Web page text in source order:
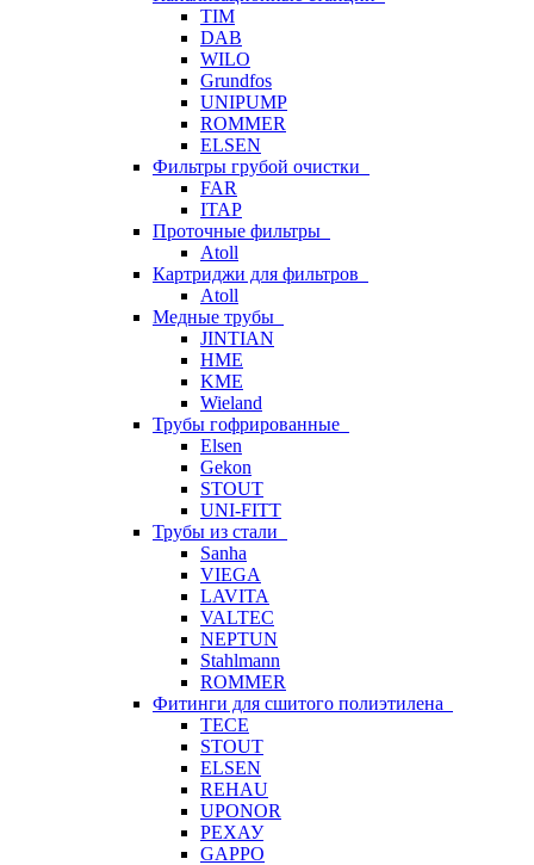
TIM
DAB
WILO
Grundfos
UNIPUMP
ROMMER
ELSEN
Фильтры грубой очистки
FAR
ITAP
Проточные фильтры
Atoll
Картриджи для фильтров
Atoll
Медные трубы
JINTIAN
HME
KME
Wieland
Трубы гофрированные
Elsen
Gekon
STOUT
UNI-FITT
Трубы из стали
Sanha
VIEGA
LAVITA
VALTEC
NEPTUN
Stahlmann
ROMMER
Фитинги для сшитого полиэтилена
TECE
STOUT
ELSEN
REHAU
UPONOR
РЕХАУ
GAPPO